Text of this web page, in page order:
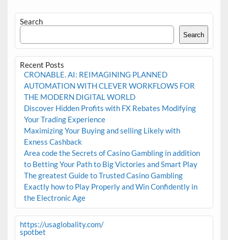
Search
Search
Recent Posts
CRONABLE. AI: REIMAGINING PLANNED
AUTOMATION WITH CLEVER WORKFLOWS FOR
THE MODERN DIGITAL WORLD
Discover Hidden Profits with FX Rebates Modifying
Your Trading Experience
Maximizing Your Buying and selling Likely with
Exness Cashback
Area code the Secrets of Casino Gambling in addition
to Betting Your Path to Big Victories and Smart Play
The greatest Guide to Trusted Casino Gambling
Exactly how to Play Properly and Win Confidently in
the Electronic Age
https://usaglobality.com/
spotbet